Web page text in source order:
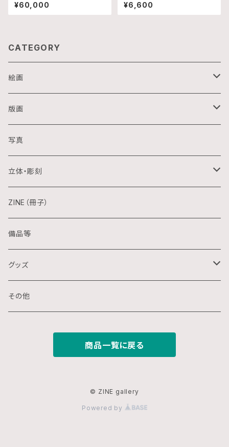
¥60,000 ¥6,600
CATEGORY
絵画
油画
アクリル画
日本画
水彩画
クレパス画
水墨画
スプレー画
版画
銅版画
木版画
シルクスクリーン
リトグラフ
デジタル
ステンシル
デジタルプリント
写真
立体・彫刻
陶芸
金属
石
木
ZINE（冊子）
備品等
グッズ
ポストカード
その他
商品一覧に戻る
© ZINE gallery
Powered by